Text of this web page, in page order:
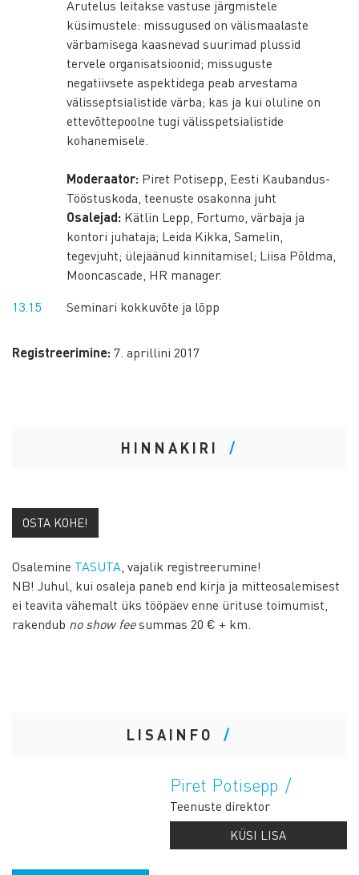
Arutelus leitakse vastuse järgmistele
küsimustele: missugused on välismaalaste
värbamisega kaasnevad suurimad plussid
tervele organisatsioonid; missuguste
negatiivsete aspektidega peab arvestama
välisseptsialistide värba; kas ja kui oluline on
ettevõttepoolne tugi välisspetsialistide
kohanemisele.
Moderaator: Piret Potisepp, Eesti Kaubandus-
Tööstuskoda, teenuste osakonna juht
Osalejad: Kätlin Lepp, Fortumo, värbaja ja
kontori juhataja; Leida Kikka, Samelin,
tegevjuht; ülejäänud kinnitamisel; Liisa Põldma,
Mooncascade, HR manager.
13.15
Seminari kokkuvõte ja lõpp
Registreerimine: 7. aprillini 2017
HINNAKIRI
OSTA KOHE!
Osalemine TASUTA, vajalik registreerumine!
NB! Juhul, kui osaleja paneb end kirja ja mitteosalemisest
ei teavita vähemalt üks tööpäev enne ürituse toimumist,
rakendub no show feesummas 20 € + km.
LISAINFO
Piret Potisepp
Teenuste direktor
KÜSI LISA